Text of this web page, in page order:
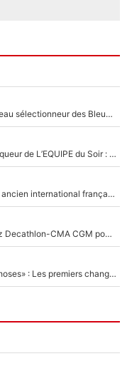
«Plus grand, je ferai chauffeur-livreur» : Nouveau sélectionneur des Bleus, Zinédine Zidane s’était imaginé un avenir très différent lorsqu'il était enfant
Johan Micoud en conflit avec un autre chroniqueur de L’EQUIPE du Soir : «Pendant un moment, je ne les ai pas remis ensemble dans l'émission»
Proche de rejoindre Bruno Genesio à l'OM, un ancien international français va finalement débarquer... sur RMC !
Une signature très importante se prépare chez Decathlon-CMA CGM pour aider Paul Seixas à gagner le Tour de France 2027
«Il y a probablement besoin de changer des choses» : Les premiers changements de Zinedine Zidane en équipe de France sont révélés ?